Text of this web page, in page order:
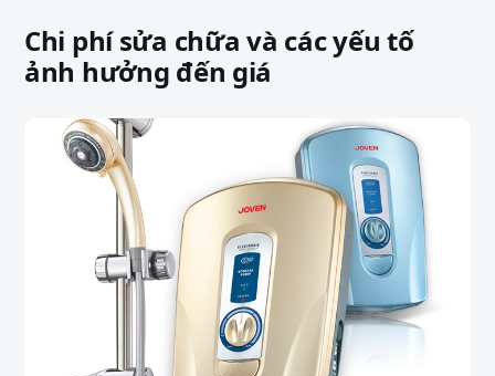
Chi phí sửa chữa và các yếu tố
ảnh hưởng đến giá